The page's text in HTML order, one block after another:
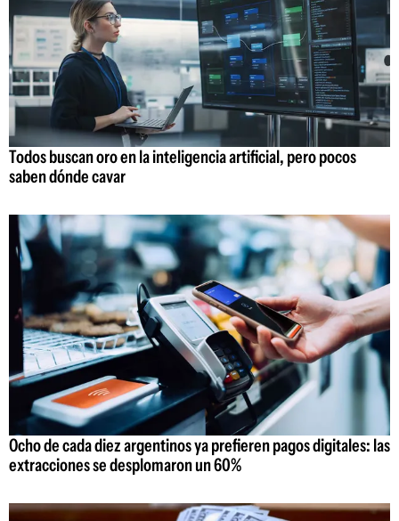
Todos buscan oro en la inteligencia artificial, pero pocos
saben dónde cavar
Ocho de cada diez argentinos ya prefieren pagos digitales: las
extracciones se desplomaron un 60%